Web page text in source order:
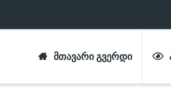
ᲛᲗᲐᲕᲐᲠᲘ ᲒᲕᲔᲠᲓᲘ